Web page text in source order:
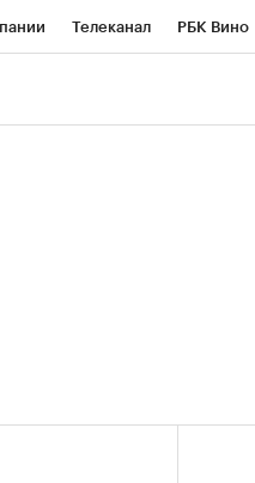
Телеканал РБК Вино